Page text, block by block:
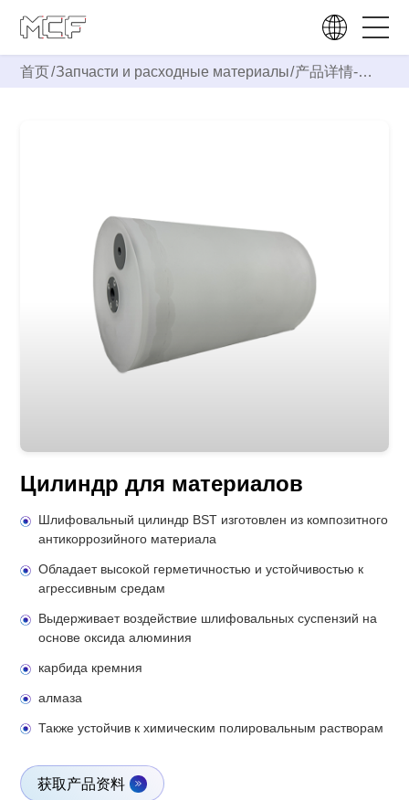
首页/Запчасти и расходные материалы/产品详情-
Цилиндр для материалов
Шлифовальный цилиндр BST изготовлен из композитного
антикоррозийного материала
Обладает высокой герметичностью и устойчивостью к
агрессивным средам
Выдерживает воздействие шлифовальных суспензий на
основе оксида алюминия
карбида кремния
алмаза
Также устойчив к химическим полировальным растворам
获取产品资料